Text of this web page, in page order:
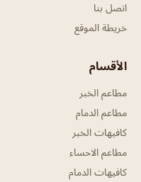
اتصل بنا
خريطة الموقع
الأقسام
مطاعم الخبر
مطاعم الدمام
كافيهات الخبر
مطاعم الاحساء
كافيهات الدمام